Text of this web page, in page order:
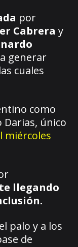
por
Cabrera y
generar
cuales
como
único
miércoles
llegando
palo y a los
de